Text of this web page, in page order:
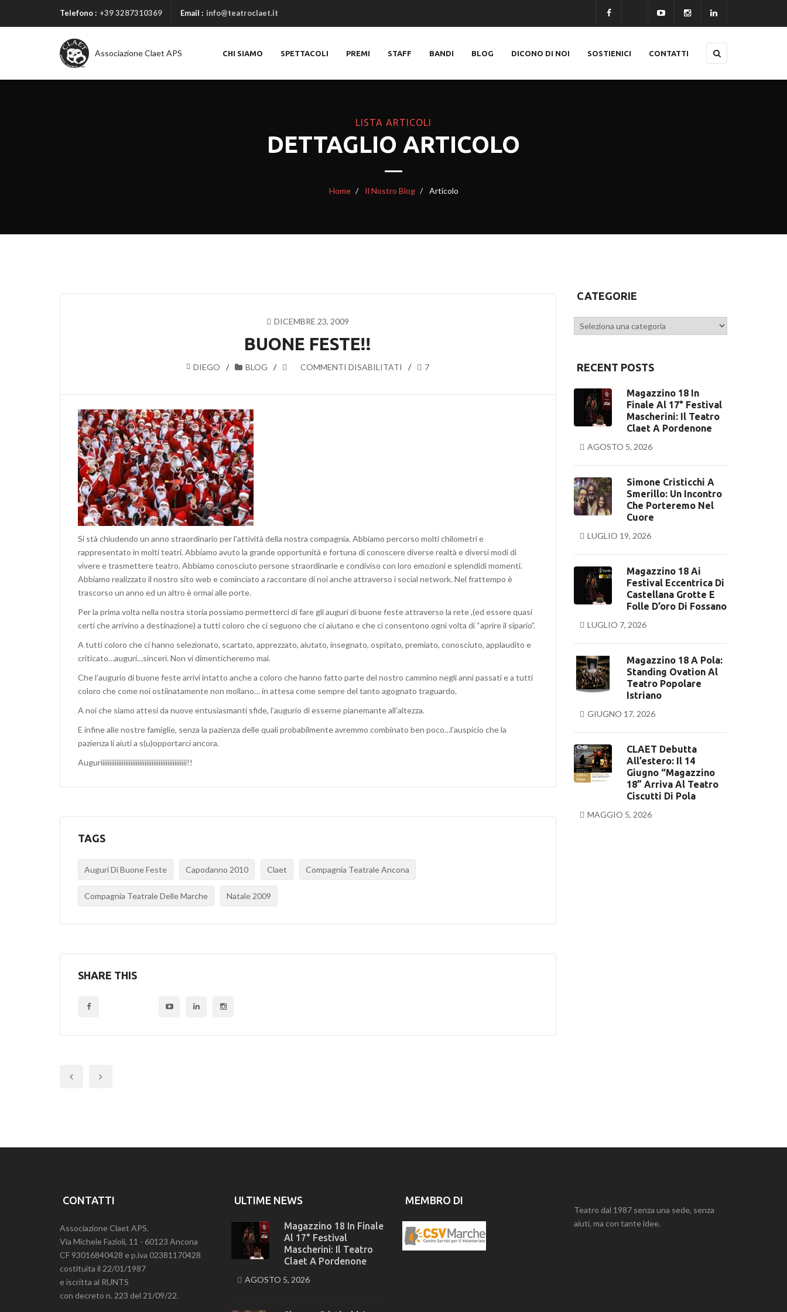
Telefono : +39 3287310369 Email : info@teatroclaet.it
Associazione Claet APS CHI SIAMO SPETTACOLI PREMI STAFF BANDI BLOG DICONO DI NOI SOSTIENICI CONTATTI
LISTA ARTICOLI
DETTAGLIO ARTICOLO
Home Il Nostro Blog Articolo
DICEMBRE 23, 2009
BUONE FESTE!!
DIEGO BLOG COMMENTI DISABILITATI
SU
FESTE!!
7
Si stà chiudendo un anno straordinario per l’attività della nostra compagnia. Abbiamo percorso molti chilometri e
rappresentato in molti teatri. Abbiamo avuto la grande opportunità e fortuna di conoscere diverse realtà e diversi modi di
vivere e trasmettere teatro. Abbiamo conosciuto persone straordinarie e condiviso con loro emozioni e splendidi momenti.
Abbiamo realizzato il nostro sito web e cominciato a raccontare di noi anche attraverso i social network. Nel frattempo è
trascorso un anno ed un altro è ormai alle porte.
Per la prima volta nella nostra storia possiamo permetterci di fare gli auguri di buone feste attraverso la rete ,(ed essere quasi
certi che arrivino a destinazione) a tutti coloro che ci seguono che ci aiutano e che ci consentono ogni volta di “aprire il sipario”.
A tutti coloro che ci hanno selezionato, scartato, apprezzato, aiutato, insegnato, ospitato, premiato, conosciuto, applaudito e
criticato…auguri…sinceri. Non vi dimenticheremo mai.
Che l’augurio di buone feste arrivi intatto anche a coloro che hanno fatto parte del nostro cammino negli anni passati e a tutti
coloro che come noi ostiinatamente non mollano… in attesa come sempre del tanto agognato traguardo.
A noi che siamo attesi da nuove entusiasmanti sfide, l’augurio di esserne pianemante all’altezza.
E infine alle nostre famiglie, senza la pazienza delle quali probabilmente avremmo combinato ben poco…l’auspicio che la
pazienza li aiuti a s(u)opportarci ancora.
Auguriiiiiiiiiiiiiiiiiiiiiiiiiiiiiiiiiiiiiiiiiiiiiiiii!!
TAGS
Auguri Di Buone Feste Capodanno 2010 Claet Compagnia Teatrale Ancona
Compagnia Teatrale Delle Marche Natale 2009
SHARE THIS
CATEGORIE
Categorie
RECENT POSTS
Magazzino 18 In
Finale Al 17° Festival
Mascherini: Il Teatro
Claet A Pordenone
AGOSTO 5, 2026
Simone Cristicchi A
Smerillo: Un Incontro
Che Porteremo Nel
Cuore
LUGLIO 19, 2026
Magazzino 18 Ai
Festival Eccentrica Di
Castellana Grotte E
Folle D’oro Di Fossano
LUGLIO 7, 2026
Magazzino 18 A Pola:
Standing Ovation Al
Teatro Popolare
Istriano
GIUGNO 17, 2026
CLAET Debutta
All’estero: Il 14
Giugno “Magazzino
18” Arriva Al Teatro
Ciscutti Di Pola
MAGGIO 5, 2026
CONTATTI
Associazione Claet APS.
Via Michele Fazioli, 11 - 60123 Ancona
CF 93016840428 e p.iva 02381170428
costituita il 22/01/1987
e iscritta al RUNTS
con decreto n. 223 del 21/09/22.
ULTIME NEWS
Magazzino 18 In Finale
Al 17° Festival
Mascherini: Il Teatro
Claet A Pordenone
AGOSTO 5, 2026
MEMBRO DI
Teatro dal 1987 senza una sede, senza
aiuti, ma con tante idee.